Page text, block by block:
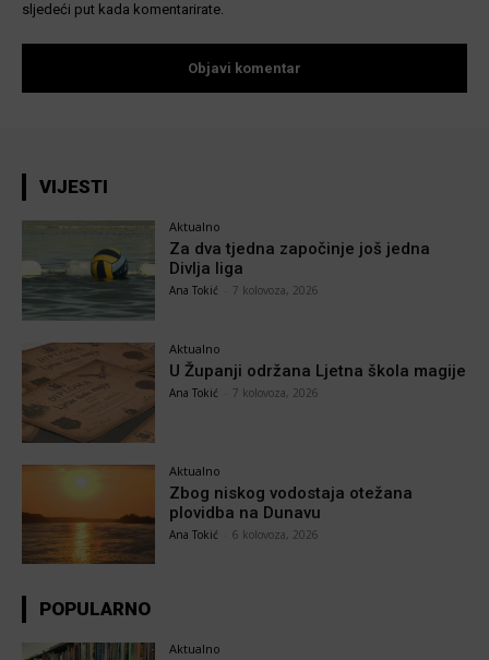
sljedeći put kada komentarirate.
VIJESTI
Aktualno
Za dva tjedna započinje još jedna
Divlja liga
Ana Tokić 7 kolovoza, 2026
Aktualno
U Županji održana Ljetna škola magije
Ana Tokić 7 kolovoza, 2026
Aktualno
Zbog niskog vodostaja otežana
plovidba na Dunavu
Ana Tokić 6 kolovoza, 2026
POPULARNO
Aktualno